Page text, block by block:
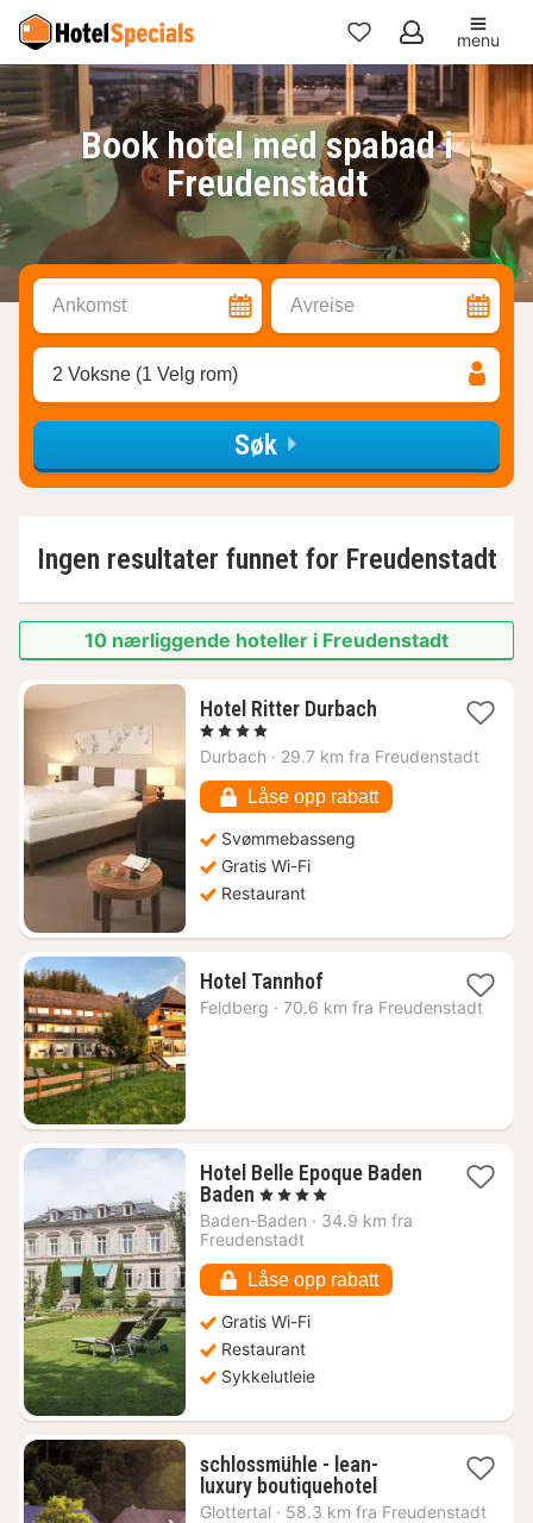
Mine
favoritter
menu
Book hotel med spabad i
Freudenstadt
Ankomst Avreise
2 Voksne (1 Velg rom)
Søk
Ingen resultater funnet for Freudenstadt
10 nærliggende hoteller i Freudenstadt
Hotel Ritter Durbach1
fra
kr.
, 4 Stjerner
Durbach · 29.7 km fra Freudenstadt
Låse opp rabatt
Svømmebasseng
Gratis Wi-Fi
Restaurant
Hotel Tannhof1
natt
Feldberg · 70.6 km fra Freudenstadt
Hotel Belle Epoque Baden
Baden 1
natt
fra
kr.
, 4 Stjerner
Baden-Baden · 34.9 km fra
Freudenstadt
Låse opp rabatt
Gratis Wi-Fi
Restaurant
Sykkelutleie
schlossmühle - lean-
luxury boutiquehotel1
natt
Glottertal · 58.3 km fra Freudenstadt